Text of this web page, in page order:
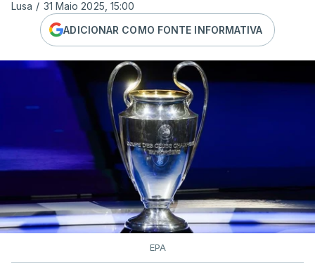
Lusa / 31 Maio 2025, 15:00
ADICIONAR COMO FONTE INFORMATIVA
EPA